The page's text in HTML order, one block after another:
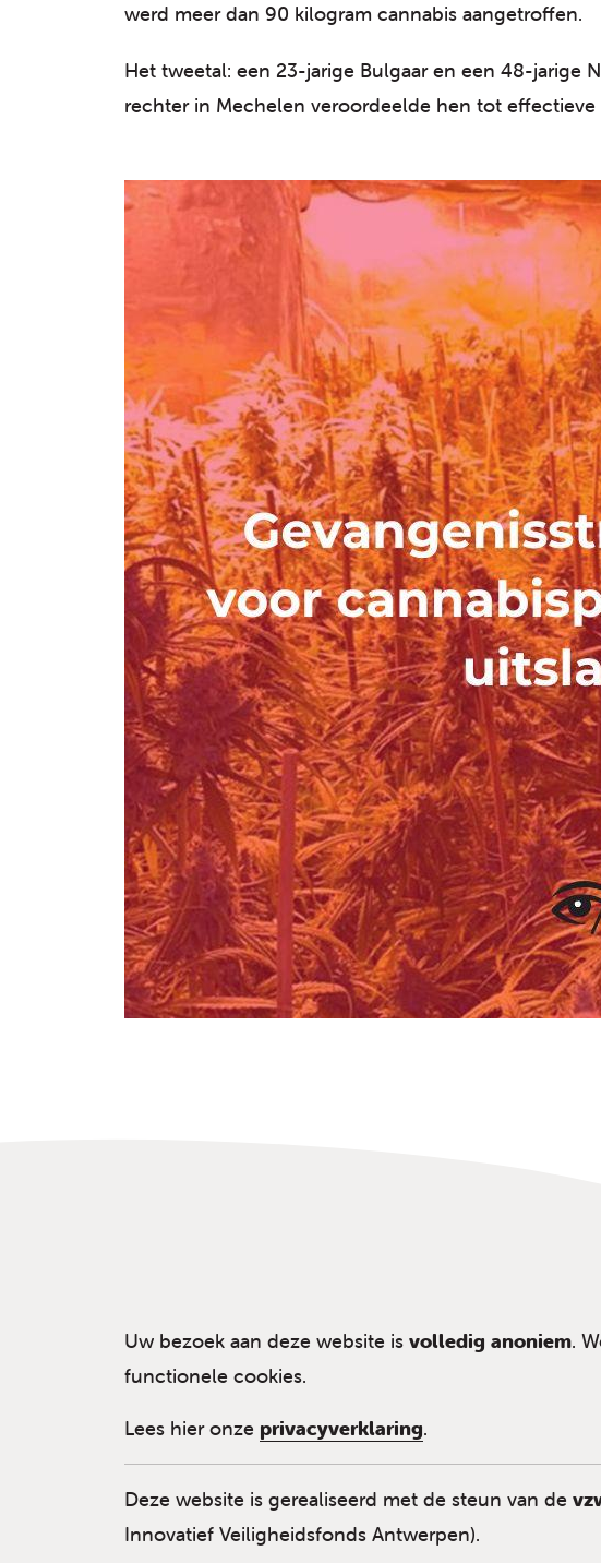
werd meer dan 90 kilogram cannabis aangetroffen.
Het tweetal: een 23-jarige Bulgaar en een 48-jarige
rechter in Mechelen veroordeelde hen tot
Uw bezoek aan deze website is volledig anoniem.
functionele cookies.
Lees hier onze privacyverklaring.
Deze website is gerealiseerd met de steun van de
Innovatief Veiligheidsfonds Antwerpen).